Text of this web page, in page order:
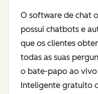
O software de chat
possui chatbots e
que os clientes
todas as suas
o bate-papo ao
Inteligente gratuito